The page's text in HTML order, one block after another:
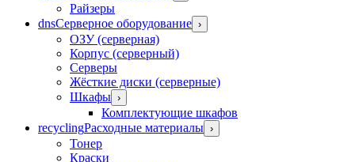
Райзеры
dnsСерверное оборудование ›
ОЗУ (серверная)
Корпус (серверный)
Серверы
Жёсткие диски (серверные)
Шкафы ›
Комплектующие шкафов
recyclingРасходные материалы ›
Тонер
Краски